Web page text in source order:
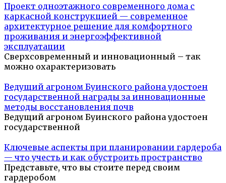
Проект одноэтажного современного дома с
каркасной конструкцией — современное
архитектурное решение для комфортного
проживания и энергоэффективной
эксплуатации
Сверхсовременный и инновационный – так
можно охарактеризовать
Ведущий агроном Буинского района удостоен
государственной награды за инновационные
методы восстановления почв
Ведущий агроном Буинского района удостоен
государственной
Ключевые аспекты при планировании гардероба
— что учесть и как обустроить пространство
Представьте, что вы стоите перед своим
гардеробом